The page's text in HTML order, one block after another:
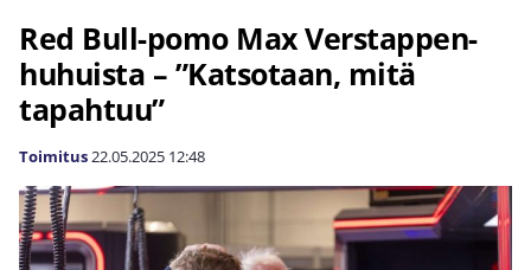
Red Bull-pomo Max Verstappen-
huhuista – ”Katsotaan, mitä
tapahtuu”
Toimitus22.05.2025 12:48